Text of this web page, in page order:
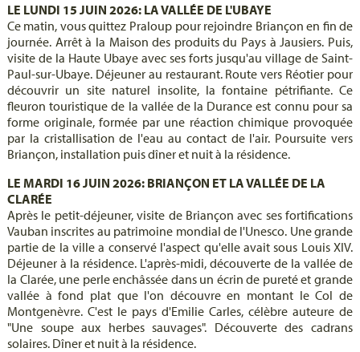
LE LUNDI 15 JUIN 2026: LA VALLÉE DE L'UBAYE
Ce matin, vous quittez Praloup pour rejoindre Briançon en fin de
journée. Arrêt à la Maison des produits du Pays à Jausiers. Puis,
visite de la Haute Ubaye avec ses forts jusqu'au village de Saint-
Paul-sur-Ubaye. Déjeuner au restaurant. Route vers Réotier pour
découvrir un site naturel insolite, la fontaine pétrifiante. Ce
fleuron touristique de la vallée de la Durance est connu pour sa
forme originale, formée par une réaction chimique provoquée
par la cristallisation de l'eau au contact de l'air. Poursuite vers
Briançon, installation puis dîner et nuit à la résidence.
LE MARDI 16 JUIN 2026: BRIANÇON ET LA VALLÉE DE LA
CLARÉE
Après le petit-déjeuner, visite de Briançon avec ses fortifications
Vauban inscrites au patrimoine mondial de l'Unesco. Une grande
partie de la ville a conservé l'aspect qu'elle avait sous Louis XIV.
Déjeuner à la résidence. L'après-midi, découverte de la vallée de
la Clarée, une perle enchâssée dans un écrin de pureté et grande
vallée à fond plat que l'on découvre en montant le Col de
Montgenèvre. C'est le pays d'Emilie Carles, célèbre auteure de
"Une soupe aux herbes sauvages". Découverte des cadrans
solaires. Dîner et nuit à la résidence.